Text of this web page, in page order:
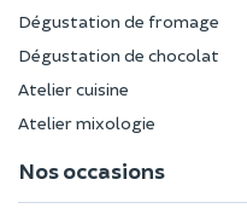
Dégustation de fromage
Dégustation de chocolat
Atelier cuisine
Atelier mixologie
Nos occasions